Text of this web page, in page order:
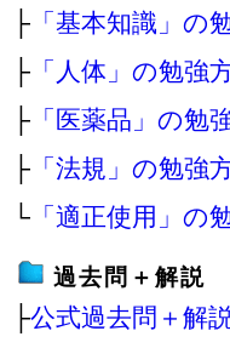
├ 「基本知識」の
├ 「人体」の勉強
├ 「医薬品」の勉
├ 「法規」の勉強
└ 「適正使用」の
過去問＋解説
├公式過去問＋解